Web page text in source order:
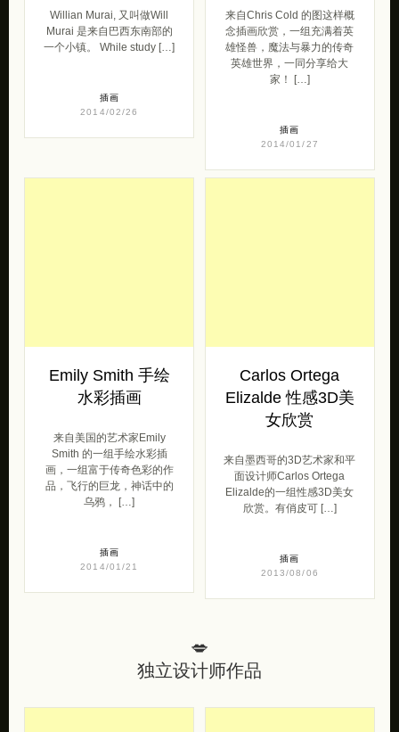
Willian Murai, 又叫做Will
Murai 是来自巴西东南部的
一个小镇。 While study […]
插画
2014/02/26
来自Chris Cold 的图这样概
念插画欣赏，一组充满着英
雄怪兽，魔法与暴力的传奇
英雄世界，一同分享给大
家！ […]
插画
2014/01/27
Emily Smith 手绘
水彩插画
来自美国的艺术家Emily
Smith 的一组手绘水彩插
画，一组富于传奇色彩的作
品，飞行的巨龙，神话中的
乌鸦， […]
插画
2014/01/21
Carlos Ortega
Elizalde 性感3D美
女欣赏
来自墨西哥的3D艺术家和平
面设计师Carlos Ortega
Elizalde的一组性感3D美女
欣赏。有俏皮可 […]
插画
2013/08/06
💋
独立设计师作品